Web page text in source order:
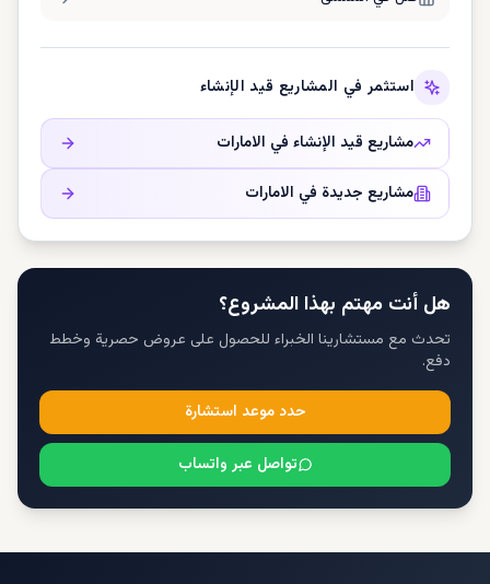
استثمر في المشاريع قيد الإنشاء
مشاريع قيد الإنشاء في الامارات
مشاريع جديدة في الامارات
هل أنت مهتم بهذا المشروع؟
تحدث مع مستشارينا الخبراء للحصول على عروض حصرية وخطط
دفع.
حدد موعد استشارة
تواصل عبر واتساب